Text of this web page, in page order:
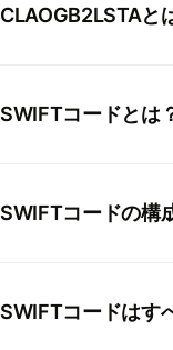
CLAOGB2LSTAと
SWIFTコードとは
SWIFTコードの構
SWIFTコードはす